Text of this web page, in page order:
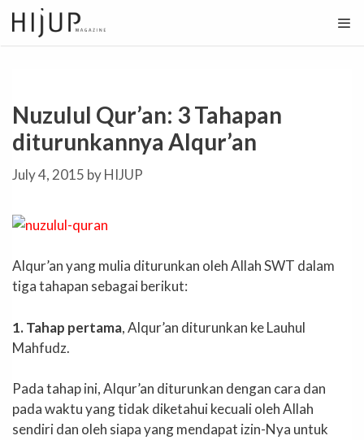
Skip
to
content
Nuzulul Qur’an: 3 Tahapan
diturunkannya Alqur’an
July 4, 2015 byHIJUP
Alqur’an yang mulia diturunkan oleh Allah SWT dalam
tiga tahapan sebagai berikut:
1. Tahap pertama, Alqur’an diturunkan ke Lauhul
Mahfudz.
Pada tahap ini, Alqur’an diturunkan dengan cara dan
pada waktu yang tidak diketahui kecuali oleh Allah
sendiri dan oleh siapa yang mendapat izin-Nya untuk